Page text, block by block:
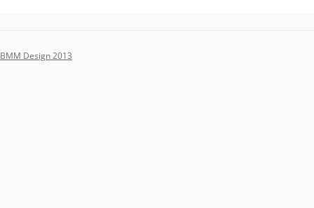
BMM Design 2013